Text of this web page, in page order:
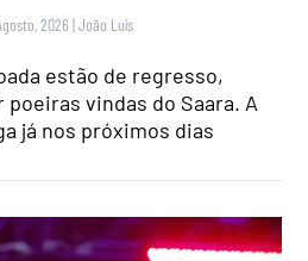
2026 |João Luís
estão de regresso,
poeiras vindas do Saara. A
já nos próximos dias